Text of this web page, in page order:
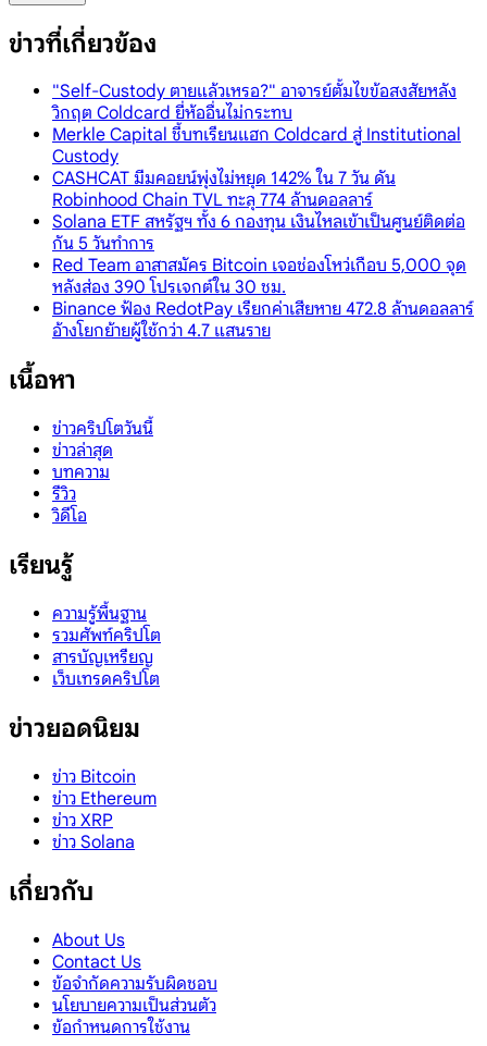
ข่าวที่เกี่ยวข้อง
"Self-Custody ตายแล้วเหรอ?" อาจารย์ตั้มไขข้อสงสัยหลัง
วิกฤต Coldcard ยี่ห้ออื่นไม่กระทบ
Merkle Capital ชี้บทเรียนแฮก Coldcard สู่ Institutional
Custody
CASHCAT มีมคอยน์พุ่งไม่หยุด 142% ใน 7 วัน ดัน
Robinhood Chain TVL ทะลุ 774 ล้านดอลลาร์
Solana ETF สหรัฐฯ ทั้ง 6 กองทุน เงินไหลเข้าเป็นศูนย์ติดต่อ
กัน 5 วันทำการ
Red Team อาสาสมัคร Bitcoin เจอช่องโหว่เกือบ 5,000 จุด
หลังส่อง 390 โปรเจกต์ใน 30 ชม.
Binance ฟ้อง RedotPay เรียกค่าเสียหาย 472.8 ล้านดอลลาร์
อ้างโยกย้ายผู้ใช้กว่า 4.7 แสนราย
เนื้อหา
ข่าวคริปโตวันนี้
ข่าวล่าสุด
บทความ
รีวิว
วิดีโอ
เรียนรู้
ความรู้พื้นฐาน
รวมศัพท์คริปโต
สารบัญเหรียญ
เว็บเทรดคริปโต
ข่าวยอดนิยม
ข่าว Bitcoin
ข่าว Ethereum
ข่าว XRP
ข่าว Solana
เกี่ยวกับ
About Us
Contact Us
ข้อจำกัดความรับผิดชอบ
นโยบายความเป็นส่วนตัว
ข้อกำหนดการใช้งาน